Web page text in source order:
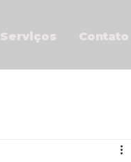
Serviços Contato